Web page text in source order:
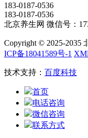
183-0187-0536
183-0187-0536
北京养生网 微信号：
Copyright © 2025-2035
ICP备18041589号-1
技术支持： 百度科技
首页
电话咨询
微信咨询
联系方式